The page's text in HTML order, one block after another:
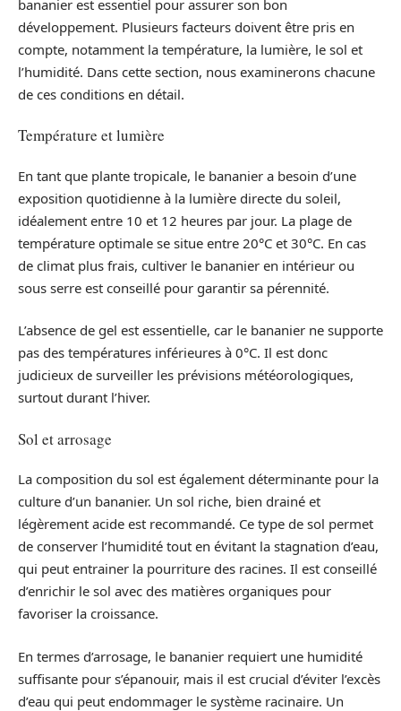
bananier est essentiel pour assurer son bon
développement. Plusieurs facteurs doivent être pris en
compte, notamment la température, la lumière, le sol et
l’humidité. Dans cette section, nous examinerons chacune
de ces conditions en détail.
Température et lumière
En tant que plante tropicale, le bananier a besoin d’une
exposition quotidienne à la lumière directe du soleil,
idéalement entre 10 et 12 heures par jour. La plage de
température optimale se situe entre 20°C et 30°C. En cas
de climat plus frais, cultiver le bananier en intérieur ou
sous serre est conseillé pour garantir sa pérennité.
L’absence de gel est essentielle, car le bananier ne supporte
pas des températures inférieures à 0°C. Il est donc
judicieux de surveiller les prévisions météorologiques,
surtout durant l’hiver.
Sol et arrosage
La composition du sol est également déterminante pour la
culture d’un bananier. Un sol riche, bien drainé et
légèrement acide est recommandé. Ce type de sol permet
de conserver l’humidité tout en évitant la stagnation d’eau,
qui peut entrainer la pourriture des racines. Il est conseillé
d’enrichir le sol avec des matières organiques pour
favoriser la croissance.
En termes d’arrosage, le bananier requiert une humidité
suffisante pour s’épanouir, mais il est crucial d’éviter l’excès
d’eau qui peut endommager le système racinaire. Un